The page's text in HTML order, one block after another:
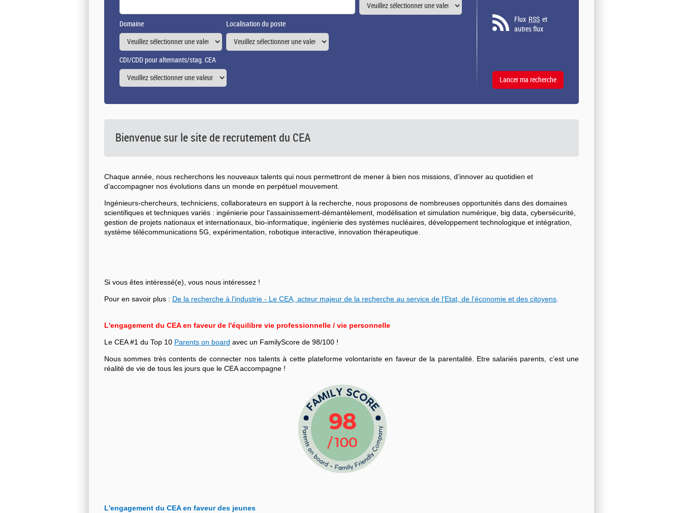
Domaine Localisation du poste
CDI/CDD pour alternants/stag. CEA
Flux RSS et
autres flux
Bienvenue sur le site de recrutement du CEA
Chaque année, nous recherchons les nouveaux talents qui nous permettront de mener à bien nos missions, d’innover au quotidien et
d’accompagner nos évolutions dans un monde en perpétuel mouvement.
Ingénieurs-chercheurs, techniciens, collaborateurs en support à la recherche, nous proposons de nombreuses opportunités dans des domaines
scientifiques et techniques variés : ingénierie pour l'assainissement-démantèlement, modélisation et simulation numérique, big data, cybersécurité,
gestion de projets nationaux et internationaux, bio-informatique, ingénierie des systèmes nucléaires, développement technologique et intégration,
système télécommunications 5G, expérimentation, robotique interactive, innovation thérapeutique.
Si vous êtes intéressé(e), vous nous intéressez !
Pour en savoir plus : De la recherche à l'industrie - Le CEA, acteur majeur de la recherche au service de l'Etat, de l'économie et des citoyens.
L'engagement du CEA en faveur de l'équilibre vie professionnelle / vie personnelle
Le CEA #1 du Top 10 Parents on board avec un FamilyScore de 98/100 !
Nous sommes très contents de connecter nos talents à cette plateforme volontariste en faveur de la parentalité. Etre salariés parents, c’est une
réalité de vie de tous les jours que le CEA accompagne !
L'engagement du CEA en faveur des jeunes